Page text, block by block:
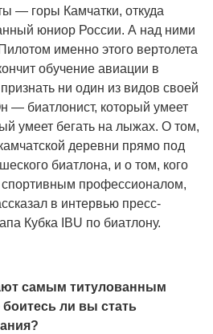
— горы Камчатки, откуда
юниор России. А над ними
именно этого вертолета
обучение авиации в
ни один из видов своей
— биатлонист, который умеет
умеет бегать на лыжах. О том,
деревни прямо под
биатлона, и о том, кого
спортивным профессионалом,
в интервью пресс-
Кубка IBU по биатлону.
самым титулованным
ли вы стать